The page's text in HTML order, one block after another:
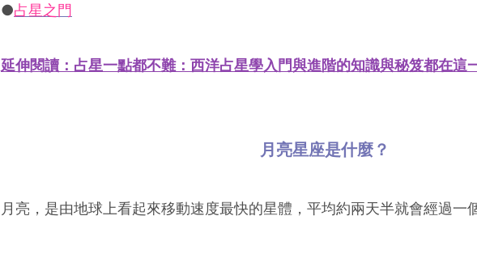
●占星之門
延伸閱讀：占星一點都不難：西洋占星學入門與進階的知識與秘笈都在這
月亮星座是什麼？
月亮，是由地球上看起來移動速度最快的星體，平均約兩天半就會經過一